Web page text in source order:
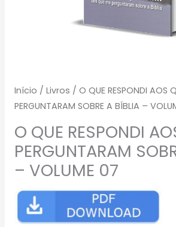
Início / Livros / O QUE RESPONDI AOS
PERGUNTARAM SOBRE A BÍBLIA –
O QUE RESPONDI
PERGUNTARAM
– VOLUME 07